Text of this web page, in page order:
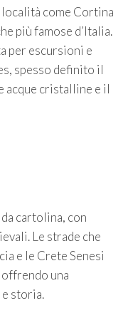
come Cortina
più famose d’Italia.
per escursioni e
spesso definito il
acque cristalline e il
cartolina, con
Le strade che
e le Crete Senesi
una
storia.